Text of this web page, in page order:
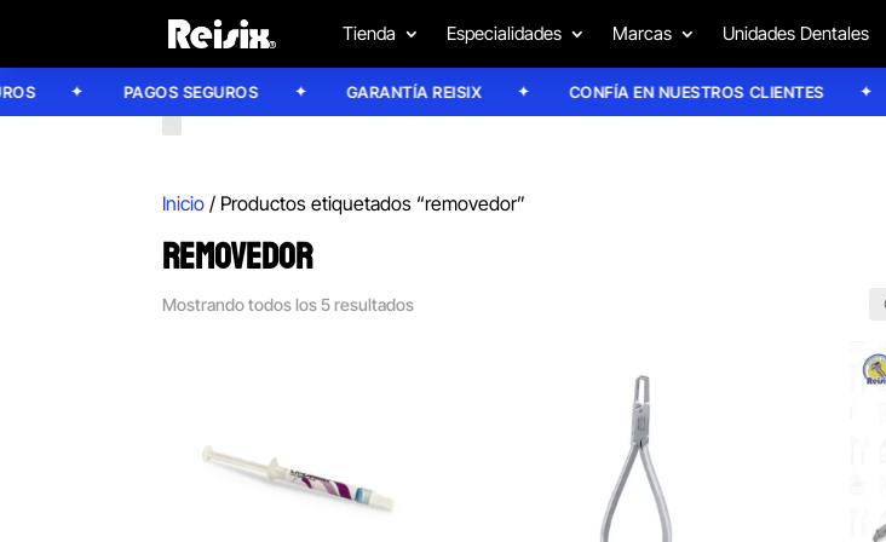
Tienda Especialidades Marcas Unidades Dentales
PAGOS SEGUROS GARANTÍA REISIX CONFÍA EN NUESTROS CLIENTES
Inicio / Productos etiquetados “removedor”
REMOVEDOR
Mostrando todos los 5 resultados